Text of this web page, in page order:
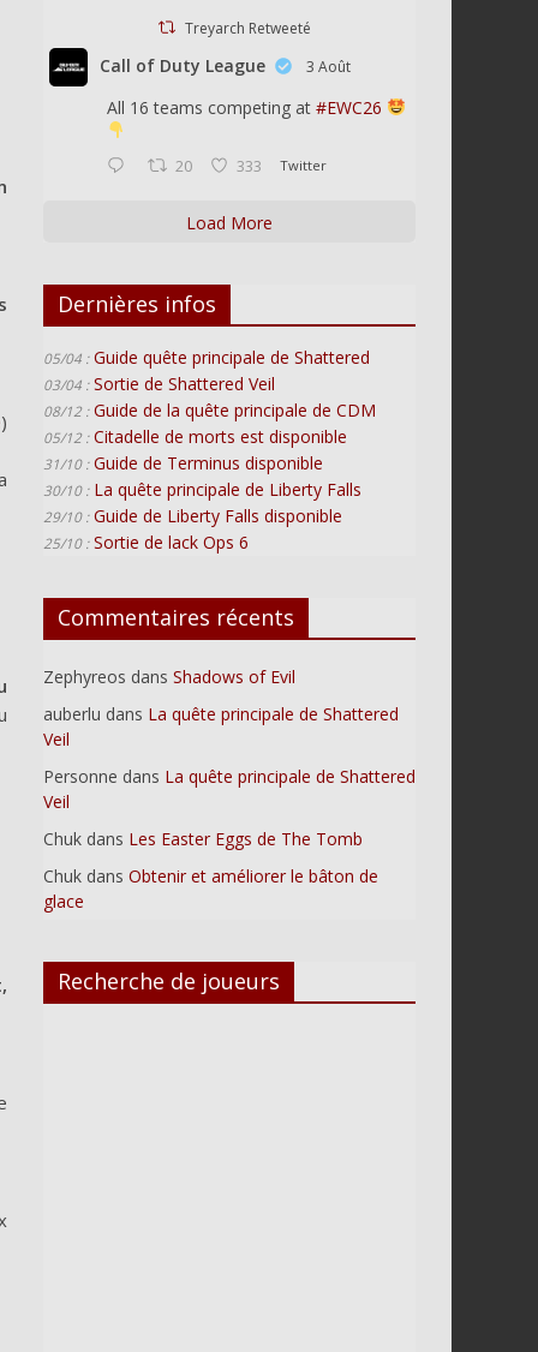
)
Treyarch Retweeté
Call of Duty League 3 Août
All 16 teams competing at #EWC26
20 333 Twitter
Load More
Dernières infos
05/04 : Guide quête principale de Shattered
03/04 : Sortie de Shattered Veil
08/12 : Guide de la quête principale de CDM
05/12 : Citadelle de morts est disponible
31/10 : Guide de Terminus disponible
30/10 : La quête principale de Liberty Falls
29/10 : Guide de Liberty Falls disponible
25/10 : Sortie de lack Ops 6
Commentaires récents
Zephyreos dans Shadows of Evil
auberlu dans La quête principale de Shattered
Veil
Personne dans La quête principale de Shattered
Veil
Chuk dans Les Easter Eggs de The Tomb
Chuk dans Obtenir et améliorer le bâton de
glace
Recherche de joueurs